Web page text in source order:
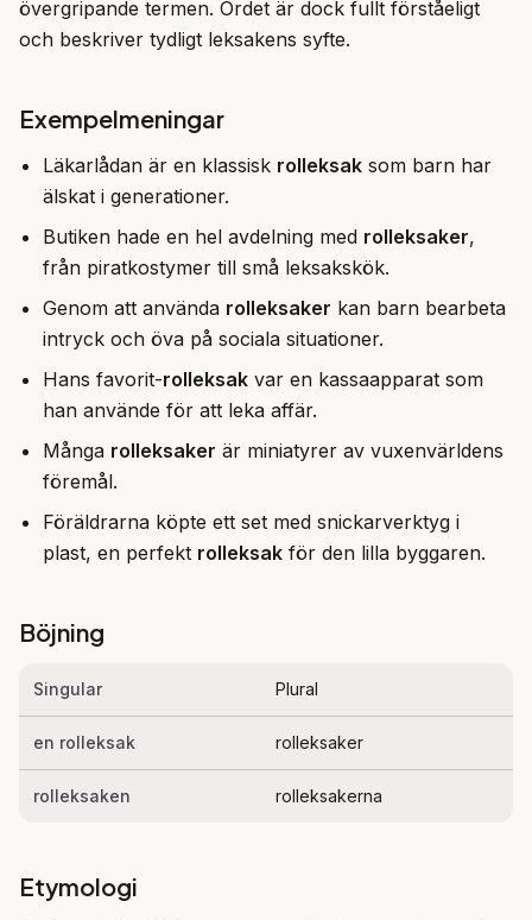
övergripande termen. Ordet är dock fullt förståeligt
och beskriver tydligt leksakens syfte.
Exempelmeningar
Läkarlådan är en klassisk rolleksak som barn har
älskat i generationer.
Butiken hade en hel avdelning med rolleksaker,
från piratkostymer till små leksakskök.
Genom att använda rolleksaker kan barn bearbeta
intryck och öva på sociala situationer.
Hans favorit-rolleksak var en kassaapparat som
han använde för att leka affär.
Många rolleksaker är miniatyrer av vuxenvärldens
föremål.
Föräldrarna köpte ett set med snickarverktyg i
plast, en perfekt rolleksak för den lilla byggaren.
Böjning
Singular Plural
en rolleksak rolleksaker
rolleksaken rolleksakerna
Etymologi